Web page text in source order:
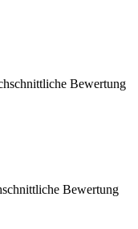
Bewertung
Bewertung